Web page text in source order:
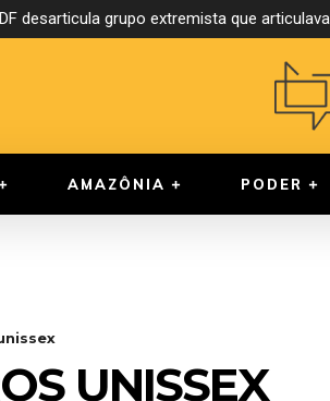
desarticula grupo extremista que
AMAZÔNIA PODER
UNISSEX